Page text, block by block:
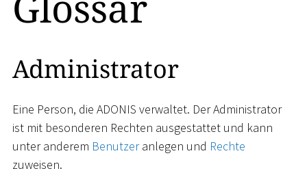
Administrator
Eine Person, die ADONIS verwaltet. Der Administrator
ist mit besonderen Rechten ausgestattet und kann
unter anderem Benutzeranlegen und Rechte
zuweisen.